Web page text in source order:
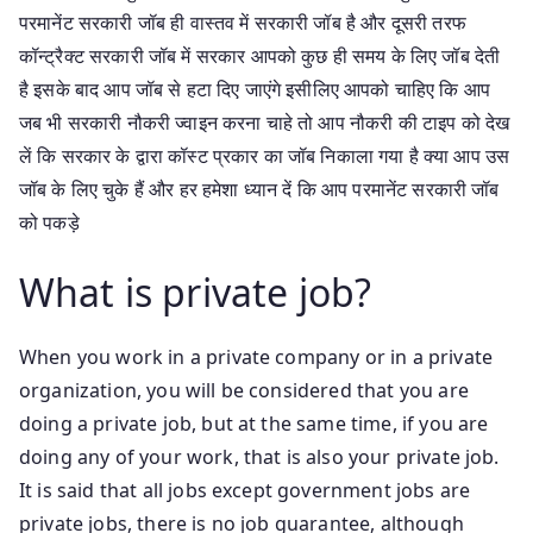
परमानेंट सरकारी जॉब ही वास्तव में सरकारी जॉब है और दूसरी तरफ
कॉन्ट्रैक्ट सरकारी जॉब में सरकार आपको कुछ ही समय के लिए जॉब देती
है इसके बाद आप जॉब से हटा दिए जाएंगे इसीलिए आपको चाहिए कि आप
जब भी सरकारी नौकरी ज्वाइन करना चाहे तो आप नौकरी की टाइप को देख
लें कि सरकार के द्वारा कॉस्ट प्रकार का जॉब निकाला गया है क्या आप उस
जॉब के लिए चुके हैं और हर हमेशा ध्यान दें कि आप परमानेंट सरकारी जॉब
को पकड़े
What is private job?
When you work in a private company or in a private
organization, you will be considered that you are
doing a private job, but at the same time, if you are
doing any of your work, that is also your private job.
It is said that all jobs except government jobs are
private jobs, there is no job guarantee, although